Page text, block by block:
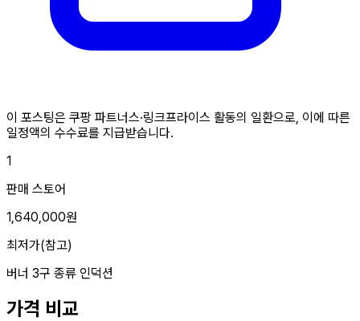
이 포스팅은 쿠팡 파트너스·링크프라이스 활동의 일환으로, 이에 따른
일정액의 수수료를 지급받습니다.
1
판매 스토어
1,640,000원
최저가(참고)
버너 3구 종류 인덕션
가격 비교